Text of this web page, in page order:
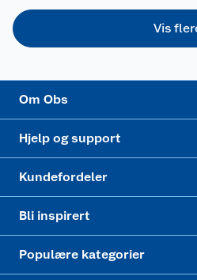
Vis
Om Obs
Samvirkelag
Virksomheten
Hjelp og support
Kjøpsvilkår
Personvern
Kundefordeler
Klikk og hent
Matvaregaranti
Bli inspirert
Festdrakter til hele familien
Alt til grillsesongen
Populære kategorier
Hagemøbler og utemøbler